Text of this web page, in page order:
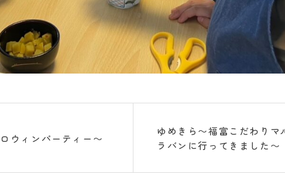
ウィンパーティー〜
ゆめきら〜福富こだわりマ
ラバンに行ってきました〜